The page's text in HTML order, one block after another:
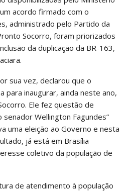
acordo firmado com o
administrado pelo Partido da
Socorro, foram priorizados
da duplicação da BR-163,
sua vez, declarou que o
para inaugurar, ainda neste ano,
Ele fez questão de
Wellington Fagundes”
uma eleição ao Governo e nesta
já está em Brasília
coletivo da população de
de atendimento à população